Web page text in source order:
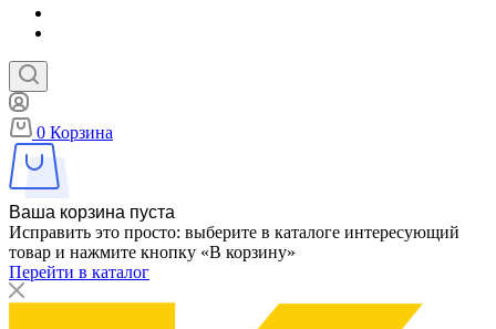
0 Корзина
Ваша корзина пуста
Исправить это просто: выберите в каталоге интересующий
товар и нажмите кнопку «В корзину»
Перейти в каталог